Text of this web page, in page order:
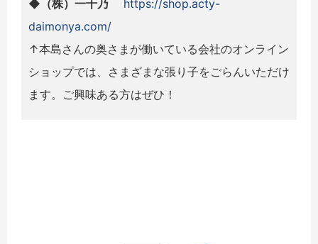
◆（株）一千乃
https://shop.acty-
daimonya.com/
↑本島さんの奥さまが働いている会社のオンライン
ショップでは、さまざまな張り子をごらんいただけ
ます。ご興味ある方はぜひ！